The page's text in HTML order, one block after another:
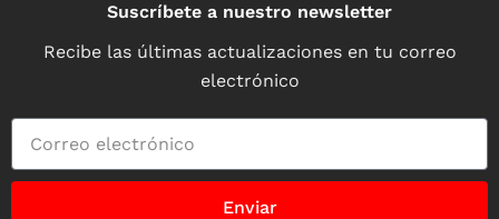
Suscríbete a nuestro newsletter
Recibe las últimas actualizaciones en tu correo
electrónico
Enviar